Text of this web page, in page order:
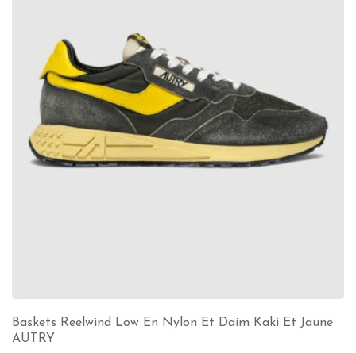
Baskets Reelwind Low En Nylon Et Daim Kaki Et Jaune
AUTRY